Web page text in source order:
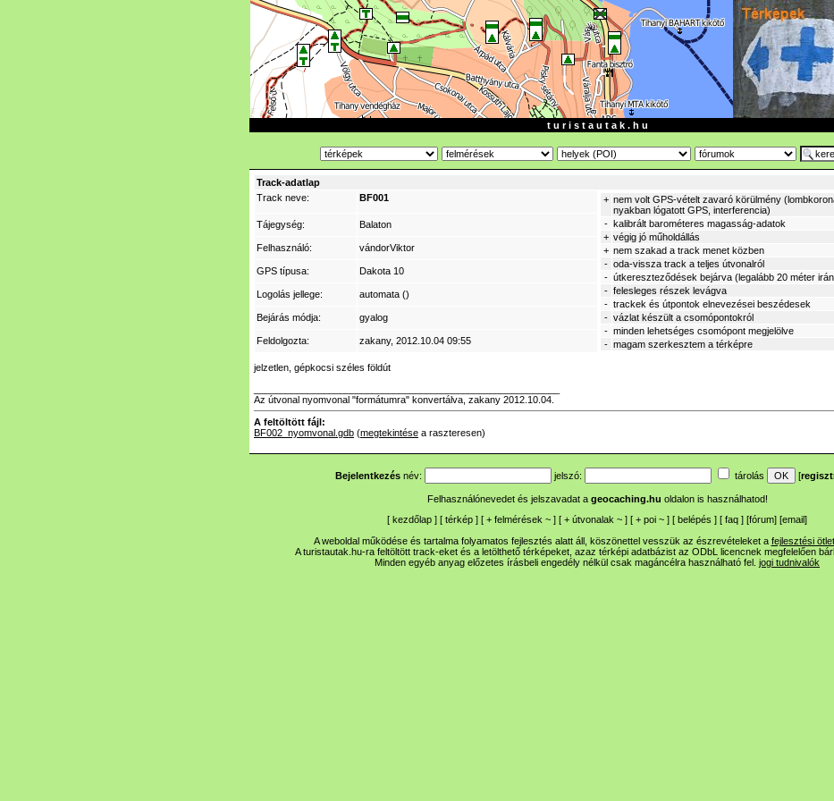
t u r i s t a u t a k . h u
Track-adatlap
Track neve:
BF001 + nem volt GPS-vételt zavaró körülmény
nyakban lógatott GPS, interferencia)
- kalibrált barométeres magasság-adatok
+ végig jó műholdállás
+ nem szakad a track menet közben
- oda-vissza track a teljes útvonalról
- útkereszteződések bejárva (legalább 20 méter
- felesleges részek levágva
- trackek és útpontok elnevezései beszédesek
- vázlat készült a csomópontokról
- minden lehetséges csomópont megjelölve
- magam szerkesztem a térképre
Tájegység: Balaton
Felhasználó: vándorViktor
GPS típusa: Dakota 10
Logolás jellege: automata ()
Bejárás módja: gyalog
Feldolgozta: zakany, 2012.10.04 09:55
jelzetlen, gépkocsi széles földút
Az útvonal nyomvonal "formátumra" konvertálva, zakany 2012.10.04.
A feltöltött fájl:
BF002_nyomvonal.gdb (megtekintése a raszteresen)
Bejelentkezés név: jelszó: tárolás [
Felhasználónevedet és jelszavadat a geocaching.hu oldalon is használhatod!
[ kezdőlap ] [ térkép ] [ + felmérések ~ ] [ + útvonalak ~ ] [ + poi ~ ] [ belépés ] [ faq ] [fórum] [email]
A weboldal működése és tartalma folyamatos fejlesztés alatt áll, köszönettel vesszük az észrevételeket a fejlesztési
A turistautak.hu-ra feltöltött track-eket és a letölthető térképeket, azaz térképi adatbázist az ODbL licencnek megfelelően
Minden egyéb anyag előzetes írásbeli engedély nélkül csak magáncélra használható fel. jogi tudnivalók